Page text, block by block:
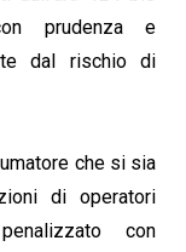
prudenza e
dal rischio di
che si sia
di operatori
con